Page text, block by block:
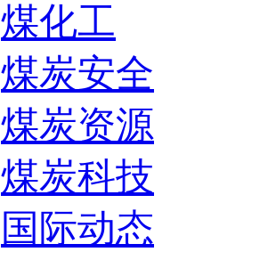
煤化工
煤炭安全
煤炭资源
煤炭科技
国际动态